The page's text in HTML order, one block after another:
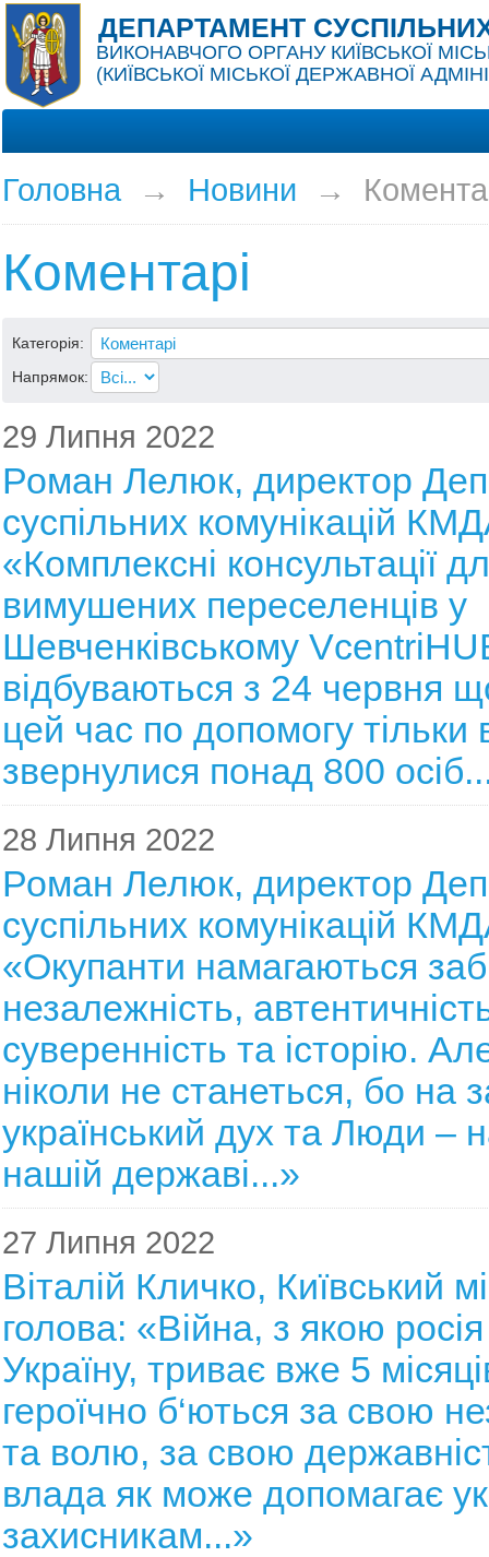
ДЕПАРТАМЕНТ
ВИКОНАВЧОГО ОРГАНУ КИЇВСЬКОЇ
(КИЇВСЬКОЇ МІСЬКОЇ ДЕРЖАВНОЇ
Головна→ Новини →
Коментарі
Категорія:
Напрямок:
29 Липня 2022
Роман Лелюк, директор
суспільних комунікацій
«Комплексні консультації
вимушених переселенців у
Шевченківському
відбуваються з 24 червня
цей час по допомогу тільки
звернулися понад 800
28 Липня 2022
Роман Лелюк, директор
суспільних комунікацій
«Окупанти намагаються
незалежність,
суверенність та історію.
ніколи не станеться, бо на
український дух та Люди –
нашій державі...»
27 Липня 2022
Віталій Кличко, Київський
голова: «Війна, з якою
Україну, триває вже 5
героїчно б‘ються за свою
та волю, за свою
влада як може допомагає
захисникам...»